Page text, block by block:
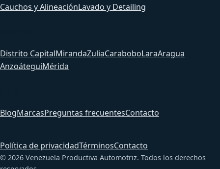
Cauchos y AlineaciónLavado y Detailing
Distrito CapitalMirandaZuliaCaraboboLaraAragua
AnzoáteguiMérida
BlogMarcasPreguntas frecuentesContacto
Política de privacidadTérminosContacto
© 2026 Venezuela Productiva Automotriz. Todos los derechos